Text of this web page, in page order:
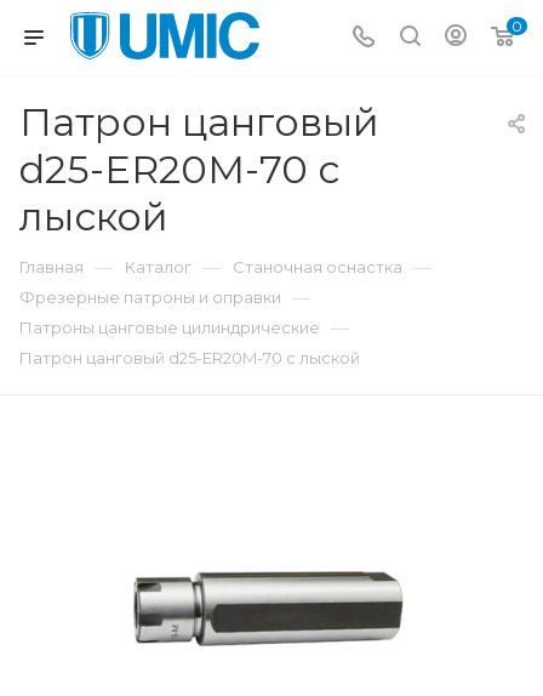
0
Патрон цанговый
d25-ER20M-70 с
лыской
Главная — Каталог — Станочная оснастка —
Фрезерные патроны и оправки —
Патроны цанговые цилиндрические —
Патрон цанговый d25-ER20M-70 с лыской